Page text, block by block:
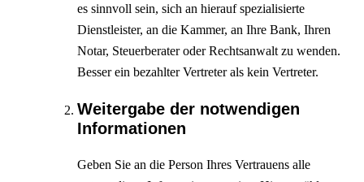
es sinnvoll sein, sich an hierauf spezialisierte
Dienstleister, an die Kammer, an Ihre Bank, Ihren
Notar, Steuerberater oder Rechtsanwalt zu wenden.
Besser ein bezahlter Vertreter als kein Vertreter.
Weitergabe der notwendigen
Informationen
Geben Sie an die Person Ihres Vertrauens alle